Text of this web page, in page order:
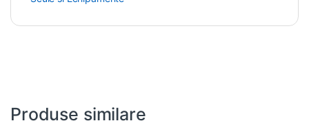
Produse similare